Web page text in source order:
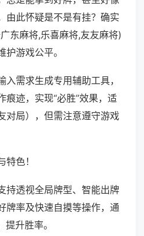
由此怀疑是不是有挂？确实
东麻将,乐喜麻将,友友麻将)
游戏公平。
入需求生成专用辅助工具，
痕迹，实现“必胜”效果，适
对局），但需注意遵守游戏
色！
持透视全局牌型、智能出牌
牌率及快速自摸等操作，通
升胜率。